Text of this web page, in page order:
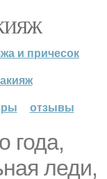
и причесок
отзывы
года,
леди,